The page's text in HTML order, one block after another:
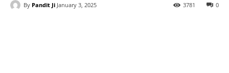
By Pandit Ji January 3, 2025 0
3781